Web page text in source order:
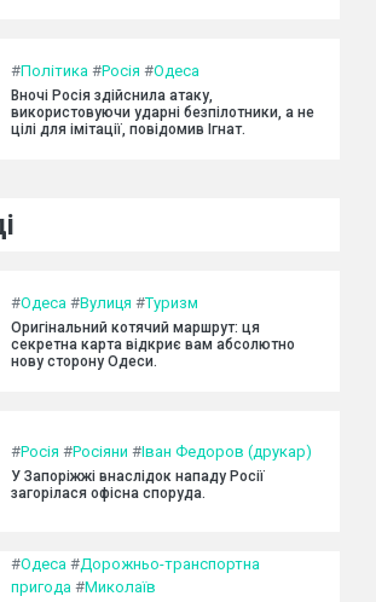
#Політика #Росія #Одеса
Вночі Росія здійснила атаку,
використовуючи ударні безпілотники, а не
цілі для імітації, повідомив Ігнат.
#Одеса #Вулиця #Туризм
Оригінальний котячий маршрут: ця
секретна карта відкриє вам абсолютно
нову сторону Одеси.
#Росія #Росіяни #Іван Федоров (друкар)
У Запоріжжі внаслідок нападу Росії
загорілася офісна споруда.
#Одеса #Дорожньо-транспортна
пригода #Миколаїв